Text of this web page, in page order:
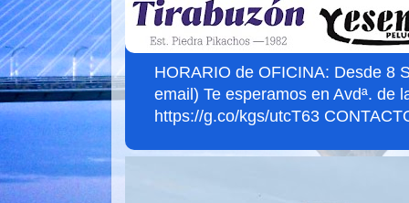
HORARIO de OFICINA: Desde 8
email) Te esperamos en Avdª. de
https://g.co/kgs/utcT63